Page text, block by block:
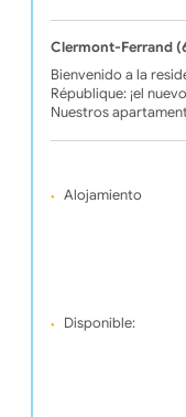
Clermont-Ferrand
Bienvenido a la
République: ¡el
Nuestros
Alojamiento
Disponible: